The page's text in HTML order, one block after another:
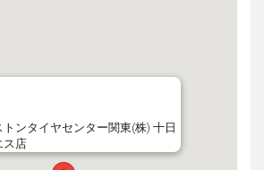
トンタイヤセンター関東(株) 十日
ス店